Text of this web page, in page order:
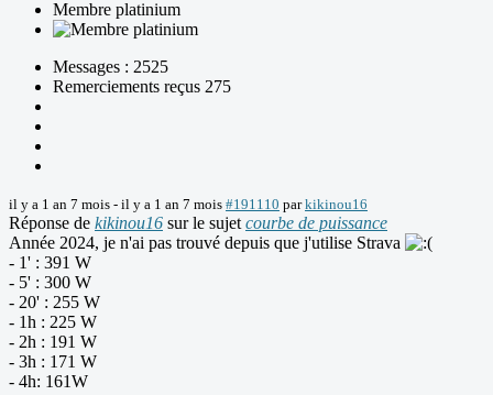
Membre platinium
Messages : 2525
Remerciements reçus 275
il y a 1 an 7 mois - il y a 1 an 7 mois #191110 parkikinou16
Réponse de kikinou16 sur le sujet courbe de puissance
Année 2024, je n'ai pas trouvé depuis que j'utilise Strava
- 1' : 391 W
- 5' : 300 W
- 20' : 255 W
- 1h : 225 W
- 2h : 191 W
- 3h : 171 W
- 4h: 161W